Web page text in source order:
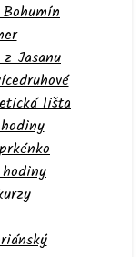
Jasanu
lišta